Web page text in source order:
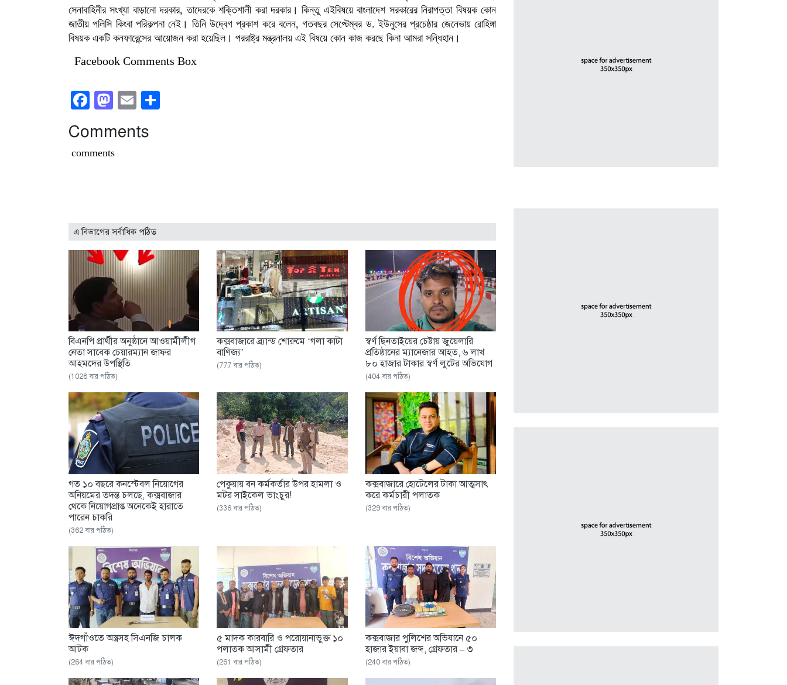
সেনাবাহিনীর সংখ্যা বাড়ানো দরকার, তাদেরকে শক্তিশালী করা দরকার। কিন্তু এইবিষয়ে বাংলাদেশ সরকারের নিরাপত্তা বিষয়ক কোন
জাতীয় পলিসি কিংবা পরিকল্পনা নেই। তিনি উদ্বেগ প্রকাশ করে বলেন, গতবছর সেপ্টেম্বর ড. ইউনুসের প্রচেষ্ঠার জেনেভায় রোহিঙ্গা
বিষয়ক একটি কনফারেন্সের আয়োজন করা হয়েছিল। পররাষ্ট্র মন্ত্রনালয় এই বিষয়ে কোন কাজ করছে কিনা আমরা সন্ধিহান।
Facebook Comments Box
Facebook
Mastodon
Email
Comments
comments
এ বিভাগের সর্বাধিক পঠিত
বিএনপি প্রার্থীর অনুষ্ঠানে আওয়ামীলীগ
নেতা সাবেক চেয়ারম্যান জাফর
আহমদের উপস্থিতি
(1028 বার পঠিত)
কক্সবাজারে ব্র্যান্ড শোরুমে ‘গলা কাটা
বাণিজ্য’
(777 বার পঠিত)
স্বর্ণ ছিনতাইয়ের চেষ্টায় জুয়েলারি
প্রতিষ্ঠানের ম্যানেজার আহত, ৬ লাখ
৮০ হাজার টাকার স্বর্ণ লুটের অভিযোগ
(404 বার পঠিত)
গত ১০ বছরে কনস্টেবল নিয়োগের
অনিয়মের তদন্ত চলছে, কক্সবাজার
থেকে নিয়োগপ্রাপ্ত অনেকেই হারাতে
পারেন চাকরি
(362 বার পঠিত)
পেকুয়ায় বন কর্মকর্তার উপর হামলা ও
মটর সাইকেল ভাংচুর!
(336 বার পঠিত)
কক্সবাজারে হোটেলের টাকা আত্মসাৎ
করে কর্মচারী পলাতক
(329 বার পঠিত)
ঈদগাঁওতে অস্ত্রসহ সিএনজি চালক
আটক
(264 বার পঠিত)
৫ মাদক কারবারি ও পরোয়ানাভুক্ত ১০
পলাতক আসামী গ্রেফতার
(261 বার পঠিত)
কক্সবাজার পুলিশের অভিযানে ৫০
হাজার ইয়াবা জব্দ, গ্রেফতার – ৩
(240 বার পঠিত)